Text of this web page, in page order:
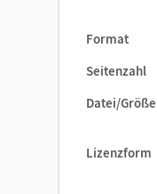
Format
Seitenzahl
Datei/Größe
Lizenzform